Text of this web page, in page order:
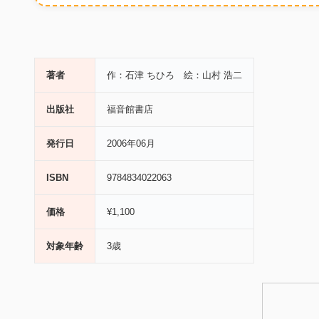
著者 作：石津 ちひろ 絵：山村 浩二
出版社 福音館書店
発行日 2006年06月
ISBN 9784834022063
価格 ¥1,100
対象年齢 3歳